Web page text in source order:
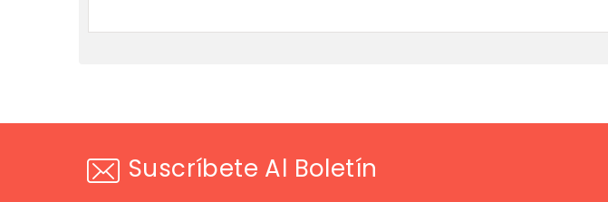
Suscríbete Al Boletín